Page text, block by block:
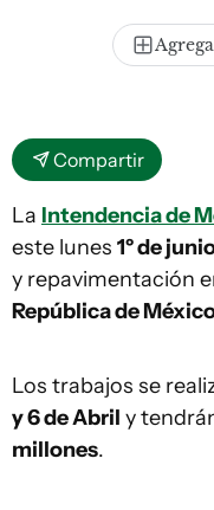
Compartir
La Intendencia de
este lunes 1º de
y repavimentación
República de
Los trabajos se
y 6 de Abril y
millones.